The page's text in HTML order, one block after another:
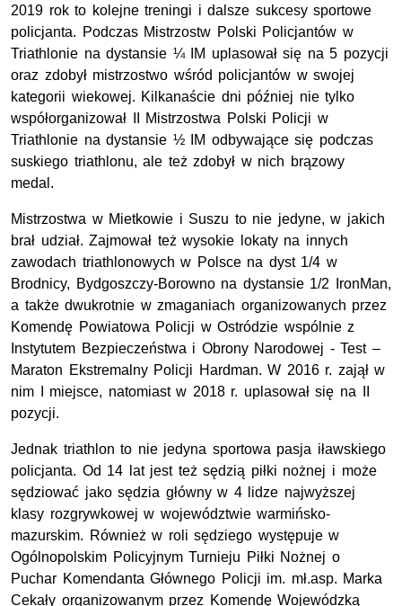
2019 rok to kolejne treningi i dalsze sukcesy sportowe
policjanta. Podczas Mistrzostw Polski Policjantów w
Triathlonie na dystansie ¼ IM uplasował się na 5 pozycji
oraz zdobył mistrzostwo wśród policjantów w swojej
kategorii wiekowej. Kilkanaście dni później nie tylko
współorganizował II Mistrzostwa Polski Policji w
Triathlonie na dystansie ½ IM odbywające się podczas
suskiego triathlonu, ale też zdobył w nich brązowy
medal.
Mistrzostwa w Mietkowie i Suszu to nie jedyne, w jakich
brał udział. Zajmował też wysokie lokaty na innych
zawodach triathlonowych w Polsce na dyst 1/4 w
Brodnicy, Bydgoszczy-Borowno na dystansie 1/2 IronMan,
a także dwukrotnie w zmaganiach organizowanych przez
Komendę Powiatowa Policji w Ostródzie wspólnie z
Instytutem Bezpieczeństwa i Obrony Narodowej - Test –
Maraton Ekstremalny Policji Hardman. W 2016 r. zajął w
nim I miejsce, natomiast w 2018 r. uplasował się na II
pozycji.
Jednak triathlon to nie jedyna sportowa pasja iławskiego
policjanta. Od 14 lat jest też sędzią piłki nożnej i może
sędziować jako sędzia główny w 4 lidze najwyższej
klasy rozgrywkowej w województwie warmińsko-
mazurskim. Również w roli sędziego występuje w
Ogólnopolskim Policyjnym Turnieju Piłki Nożnej o
Puchar Komendanta Głównego Policji im. mł.asp. Marka
Cekały organizowanym przez Komendę Wojewódzką